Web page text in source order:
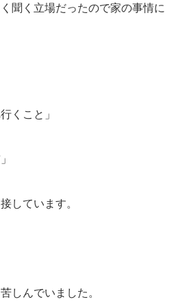
聞く立場だったので家の事情に
くこと」
しています。
しんでいました。